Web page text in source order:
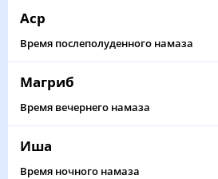
Аср
Время послеполуденного намаза
Магриб
Время вечернего намаза
Иша
Время ночного намаза